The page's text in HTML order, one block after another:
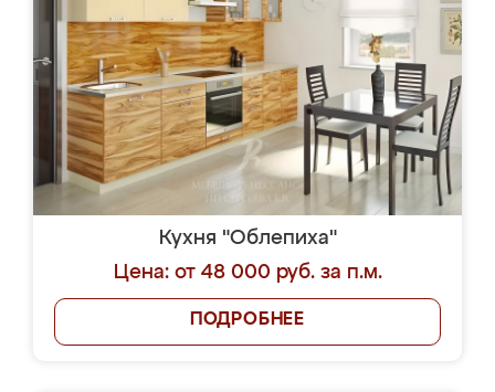
Кухня "Облепиха"
Цена: от 48 000 руб. за п.м.
ПОДРОБНЕЕ